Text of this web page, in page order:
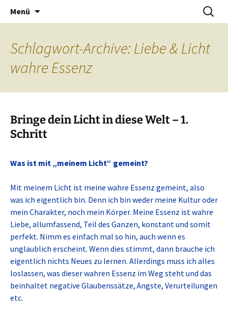
Heilerpraxis Mayan
Mein Licht in dieser Welt.
Menü
Suchen
nach:
Schlagwort-Archive: Liebe & Licht
wahre Essenz
Bringe dein Licht in diese Welt – 1.
Schritt
Was ist mit „meinem Licht“ gemeint?
Mit meinem Licht ist meine wahre Essenz gemeint, also
was ich eigentlich bin. Denn ich bin weder meine Kultur oder
mein Charakter, noch mein Körper. Meine Essenz ist wahre
Liebe, allumfassend, Teil des Ganzen, konstant und somit
perfekt. Nimm es einfach mal so hin, auch wenn es
unglaublich erscheint. Wenn dies stimmt, dann brauche ich
eigentlich nichts Neues zu lernen. Allerdings muss ich alles
loslassen, was dieser wahren Essenz im Weg steht und das
beinhaltet negative Glaubenssätze, Ängste, Verurteilungen
etc.